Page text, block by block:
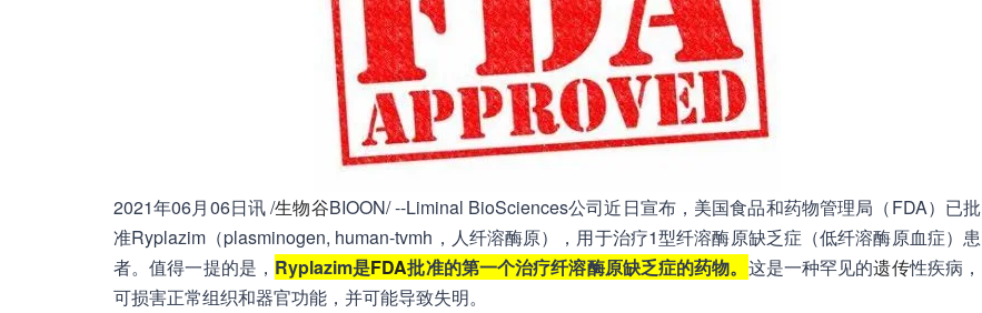
2021年06月06日讯 /生物谷BIOON/ --Liminal BioSciences公司近日宣布，美国食品和药物管理局（FDA）已批
准Ryplazim（plasminogen, human-tvmh，人纤溶酶原），用于治疗1型纤溶酶原缺乏症（低纤溶酶原血症）患
者。值得一提的是， Ryplazim是FDA批准的第一个治疗纤溶酶原缺乏症的药物。 这是一种罕见的遗传性疾病，
可损害正常组织和器官功能，并可能导致失明。